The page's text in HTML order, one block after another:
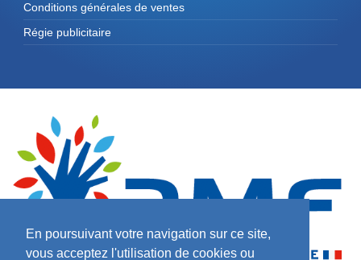
En poursuivant votre navigation sur ce site,
vous acceptez l'utilisation de cookies ou
Conditions générales de ventes
Régie publicitaire